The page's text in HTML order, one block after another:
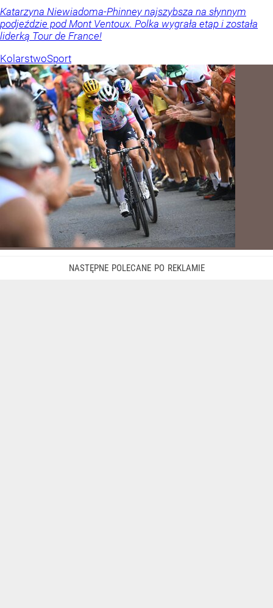
Katarzyna Niewiadoma-Phinney najszybsza na słynnym
podjeździe pod Mont Ventoux. Polka wygrała etap i została
liderką Tour de France!
KolarstwoSport